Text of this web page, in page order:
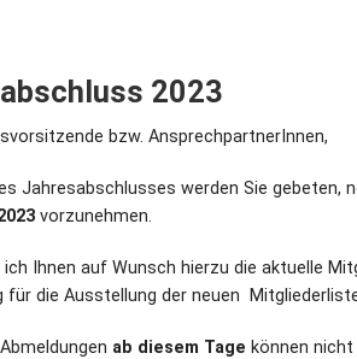
2023
bzw. AnsprechpartnerInnen,
Jahresabschlusses werden Sie gebeten,
vorzunehmen.
Ihnen auf Wunsch hierzu die aktuelle
für die Ausstellung der neuen
ab diesem Tage können